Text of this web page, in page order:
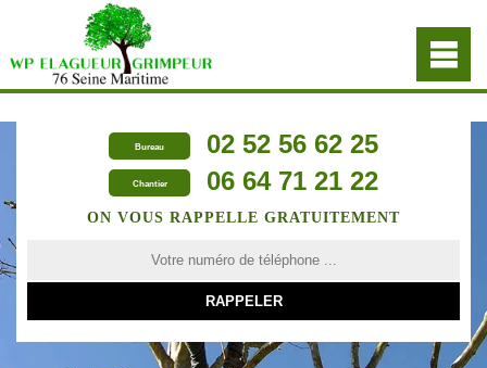
Bureau 02 52 56 62 25
Chantier 06 64 71 21 22
ON VOUS RAPPELLE GRATUITEMENT